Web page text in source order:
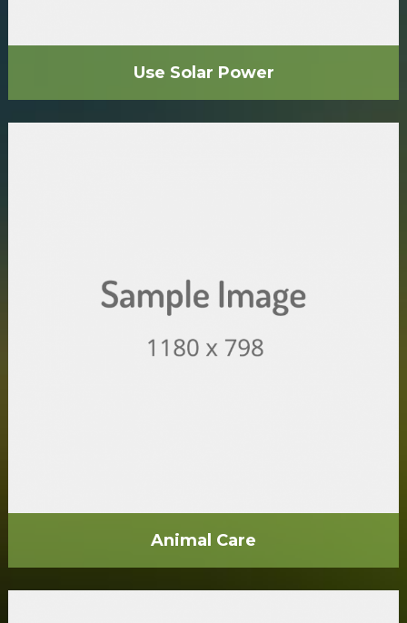
Use Solar Power
Animal Care